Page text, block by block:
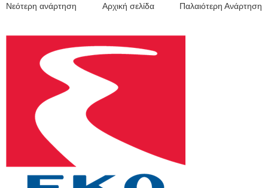
Νεότερη ανάρτηση Παλαιότερη Ανάρτηση
Αρχική σελίδα